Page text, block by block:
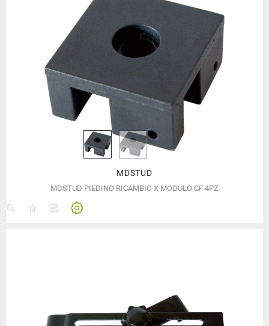
MDSTUD
MDSTUD PIEDINO RICAMBIO X MODULO CF 4PZ